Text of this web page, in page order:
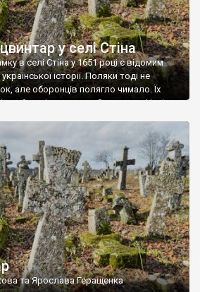
у селі Стіна
в селі Стіна у 1651 році є відомим
історії. Поляки тоді не
але оборонців полягло чимало. Їх
який тоді називався Замковим. Нині на
століття, є такі, де епітафії стер […]
та Ярослава Геращенка